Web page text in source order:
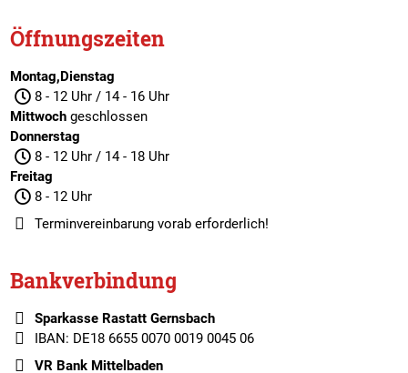
Öffnungszeiten
Montag,Dienstag
8 - 12 Uhr / 14 - 16 Uhr
Mittwochgeschlossen
Donnerstag
8 - 12 Uhr / 14 - 18 Uhr
Freitag
8 - 12 Uhr
Terminvereinbarungvorab erforderlich!
Bankverbindung
Sparkasse Rastatt Gernsbach
IBAN: DE18 6655 0070 0019 0045 06
VR Bank Mittelbaden